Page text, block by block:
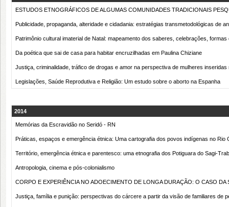
ESTUDOS ETNOGRÁFICOS DE ALGUMAS COMUNIDADES TRADICIONAIS
Publicidade, propaganda, alteridade e cidadania: estratégias transmetodológicas de
Patrimônio cultural imaterial de Natal: mapeamento dos saberes, celebrações,
Da poética que sai de casa para habitar encruzilhadas em Paulina Chiziane
Justiça, criminalidade, tráfico de drogas e amor na perspectiva de mulheres inseridas
Legislações, Saúde Reprodutiva e Religião: Um estudo sobre o aborto na Espanha
2014
Memórias da Escravidão no Seridó - RN
Práticas, espaços e emergência étnica: Uma cartografia dos povos indígenas no Rio
Território, emergência étnica e parentesco: uma etnografia dos Potiguara do Sagi-
Antropologia, cinema e pós-colonialismo
CORPO E EXPERIÊNCIA NO ADOECIMENTO DE LONGA DURAÇÃO: O CASO
Justiça, família e punição: perspectivas do cárcere a partir da visão de familiares de